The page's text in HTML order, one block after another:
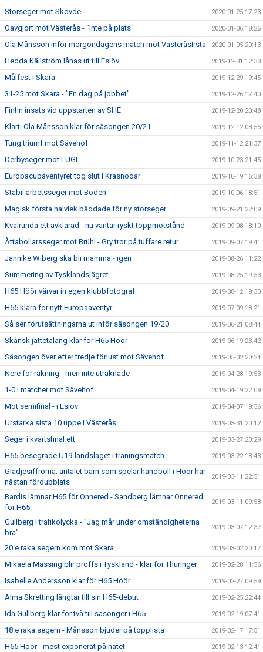
Storseger mot Skövde 2020-01-25 17:23
Oavgjort mot Västerås - "Inte på plats" 2020-01-06 18:25
Ola Månsson inför morgondagens match mot VästeråsIrsta 2020-01-05 20:13
Hedda Källström lånas ut till Eslöv 2019-12-31 12:33
Målfest i Skara 2019-12-29 19:45
31-25 mot Skara - "En dag på jobbet" 2019-12-26 17:40
Finfin insats vid uppstarten av SHE 2019-12-20 20:48
Klart: Ola Månsson klar för säsongen 20/21 2019-12-12 08:55
Tung triumf mot Sävehof 2019-11-12 21:37
Derbyseger mot LUGI 2019-10-23 21:45
Europacupäventyret tog slut i Krasnodar 2019-10-19 16:38
Stabil arbetsseger mot Boden 2019-10-06 18:51
Magisk första halvlek bäddade för ny storseger 2019-09-21 22:09
Kvalrunda ett avklarad - nu väntar ryskt toppmotstånd 2019-09-08 18:10
Åttabollarsseger mot Brühl - Gry tror på tuffare retur 2019-09-07 19:41
Jannike Wiberg ska bli mamma - igen 2019-08-26 11:22
Summering av Tysklandslägret 2019-08-25 19:53
H65 Höör värvar in egen klubbfotograf 2019-08-12 19:30
H65 klara för nytt Europaäventyr 2019-07-09 18:21
Så ser förutsättningarna ut inför säsongen 19/20 2019-06-21 08:44
Skånsk jättetalang klar för H65 Höör 2019-06-19 23:42
Säsongen över efter tredje förlust mot Sävehof 2019-05-02 20:24
Nere för räkning - men inte uträknade 2019-04-28 19:53
1-0 i matcher mot Sävehof 2019-04-19 22:09
Mot semifinal - i Eslöv 2019-04-07 19:56
Urstarka sista 10 uppe i Västerås 2019-03-31 20:12
Seger i kvartsfinal ett 2019-03-27 20:29
H65 besegrade U19-landslaget i träningsmatch 2019-03-22 18:43
Glädjesiffrorna: antalet barn som spelar handboll i Höör har
nästan fördubblats
2019-03-11 22:51
Bardis lämnar H65 för Önnered - Sandberg lämnar Önnered
för H65
2019-03-11 09:58
Gullberg i trafikolycka - "Jag mår under omständigheterna
bra"
2019-03-07 12:37
20:e raka segern kom mot Skara 2019-03-02 20:17
Mikaela Mässing blir proffs i Tyskland - klar för Thüringer 2019-02-28 11:56
Isabelle Andersson klar för H65 Höör 2019-02-27 09:59
Alma Skretting längtar till sin H65-debut 2019-02-25 22:44
Ida Gullberg klar för två till säsonger i H65 2019-02-19 07:41
18:e raka segern - Månsson bjuder på topplista 2019-02-17 17:51
H65 Höör - mest exponerat på nätet 2019-02-13 12:41